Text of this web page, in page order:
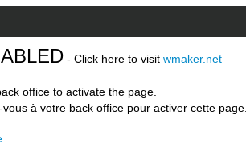
- Click here to visit wmaker.net
office to activate the page.
à votre back office pour activer cette page.